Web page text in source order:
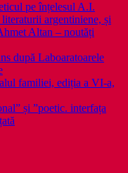
pe înțelesul A.I.
argentiniene, și
Altan – noutăți
după Laboaratoarele
familiei, ediția a VI-a,
și ”poetic. interfața